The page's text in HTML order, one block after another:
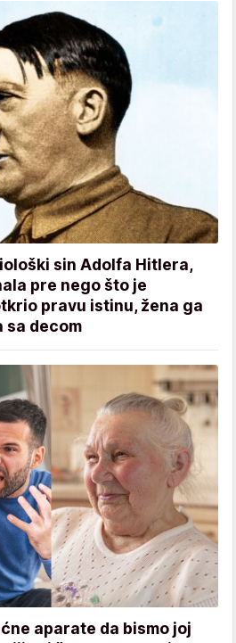
sin Adolfa Hitlera,
pre nego što je
pravu istinu, žena ga
sa decom
aparate da bismo joj